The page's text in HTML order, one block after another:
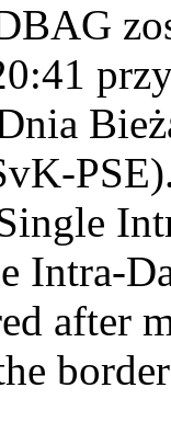
Intra-
after